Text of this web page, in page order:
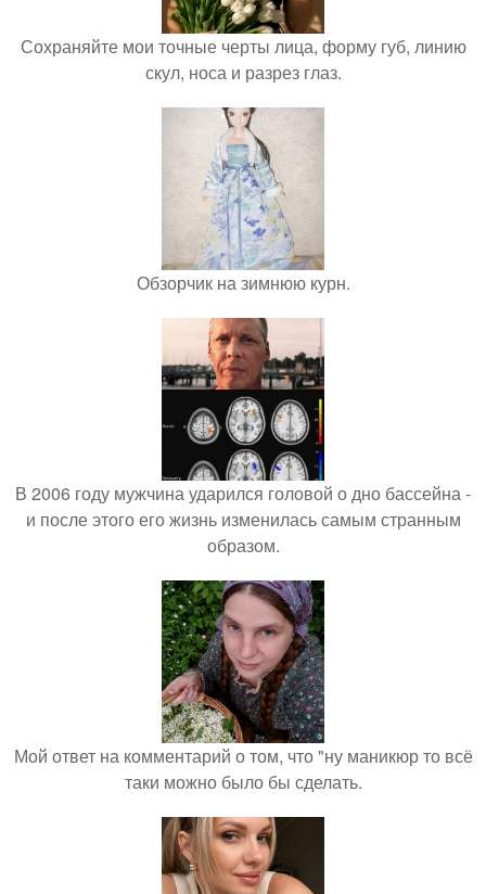
Сохраняйте мои точные черты лица, форму губ, линию
скул, носа и разрез глаз.
Обзорчик на зимнюю курн.
В 2006 году мужчина ударился головой о дно бассейна -
и после этого его жизнь изменилась самым странным
образом.
Мой ответ на комментарий о том, что "ну маникюр то всё
таки можно было бы сделать.